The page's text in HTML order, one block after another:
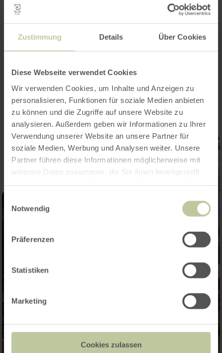
Zustimmung Details Über Cookies
Diese Webseite verwendet Cookies
Wir verwenden Cookies, um Inhalte und Anzeigen zu
personalisieren, Funktionen für soziale Medien anbieten
zu können und die Zugriffe auf unsere Website zu
analysieren. Außerdem geben wir Informationen zu Ihrer
Verwendung unserer Website an unsere Partner für
soziale Medien, Werbung und Analysen weiter. Unsere
Partner führen diese Informationen möglicherweise mit
weiteren Daten zusammen, die Sie ihnen bereitgestellt
Notwendig
Präferenzen
Statistiken
Marketing
Cookies zulassen
Kategorien
Impressionen